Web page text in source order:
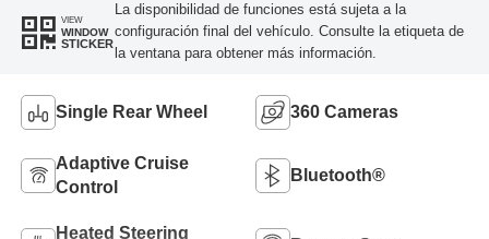
VIEW
WINDOW
STICKER
La disponibilidad de funciones está sujeta a la
configuración final del vehículo. Consulte la etiqueta de
la ventana para obtener más información.
Single Rear Wheel 360 Cameras
Adaptive Cruise
Control
Bluetooth®
Heated Steering